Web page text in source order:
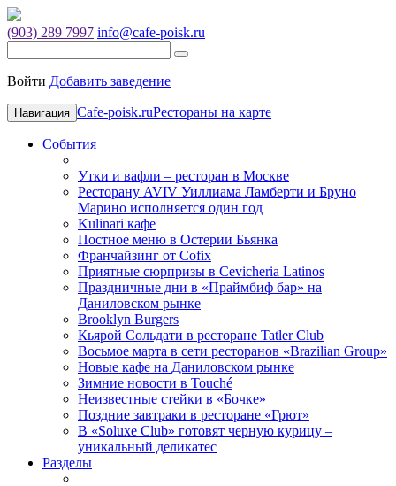
(903) 289 7997 info@cafe-poisk.ru
Войти Добавить заведение
Навигация Cafe-poisk.ruРестораны на карте
События
Утки и вафли – ресторан в Москве
Ресторану AVIV Уиллиама Ламберти и Бруно
Марино исполняется один год
Kulinari кафе
Постное меню в Остерии Бьянка
Франчайзинг от Cofix
Приятные сюрпризы в Cevicheria Latinos
Праздничные дни в «Праймбиф бар» на
Даниловском рынке
Brooklyn Burgers
Кьярой Сольдати в ресторане Tatler Club
Восьмое марта в сети ресторанов «Brazilian Group»
Новые кафе на Даниловском рынке
Зимние новости в Touché
Неизвестные стейки в «Бочке»
Поздние завтраки в ресторане «Грют»
В «Soluxe Club» готовят черную курицу –
уникальный деликатес
Разделы